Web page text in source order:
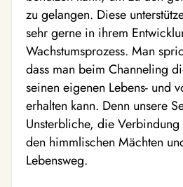
zu gelangen. Diese
sehr gerne in ihrem
Wachstumsprozess. Man
dass man beim Channeling
seinen eigenen Lebens- und
erhalten kann. Denn unsere
Unsterbliche, die Verbindung
den himmlischen Mächten
Lebensweg.